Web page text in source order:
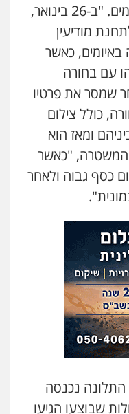
שרקי
מרב"ד
מעצרים וחקירות
דין
צווארון לבן
משרד עורכי דין
נזיקין
להאריך את מעצרם בחמישה ימים. "ב-26 בינואר,
מודיעין
באיומים, כאשר
עם בחורה
שמסר את פרטיו
כולל צילום
ומאז הוא
המשטרה, "כאשר
כסף גבוה ולאחר
התלונה נכנסה
שבוצעו הגיעו